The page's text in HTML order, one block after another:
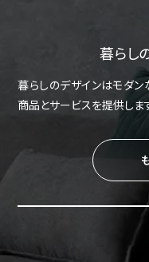
暮らし
暮らしのデザインはモダ
商品とサービスを提供しま